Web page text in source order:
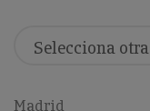
Madrid